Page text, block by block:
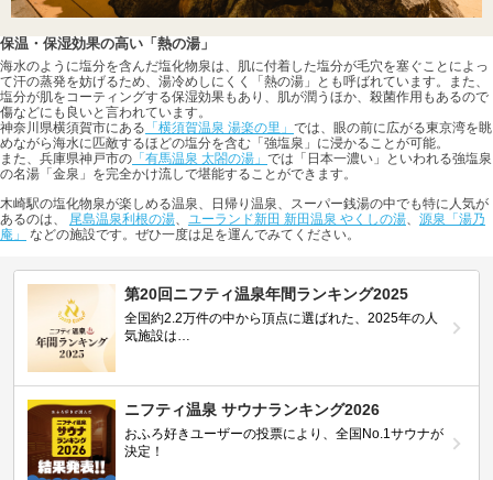
保温・保湿効果の高い「熱の湯」
海水のように塩分を含んだ塩化物泉は、肌に付着した塩分が毛穴を塞ぐことによっ
て汗の蒸発を妨げるため、湯冷めしにくく「熱の湯」とも呼ばれています。また、
塩分が肌をコーティングする保湿効果もあり、肌が潤うほか、殺菌作用もあるので
傷などにも良いと言われています。
神奈川県横須賀市にある 「横須賀温泉 湯楽の里」 では、眼の前に広がる東京湾を眺
めながら海水に匹敵するほどの塩分を含む「強塩泉」に浸かることが可能。
また、兵庫県神戸市の 「有馬温泉 太閤の湯」 では「日本一濃い」といわれる強塩泉
の名湯「金泉」を完全かけ流しで堪能することができます。
木崎駅の塩化物泉が楽しめる温泉、日帰り温泉、スーパー銭湯の中でも特に人気が
あるのは、 尾島温泉利根の湯、 ユーランド新田 新田温泉 やくしの湯、 源泉「湯乃
庵」
などの施設です。ぜひ一度は足を運んでみてください。
第20回ニフティ温泉年間ランキング2025
全国約2.2万件の中から頂点に選ばれた、2025年の人
気施設は…
ニフティ温泉 サウナランキング2026
おふろ好きユーザーの投票により、全国No.1サウナが
決定！